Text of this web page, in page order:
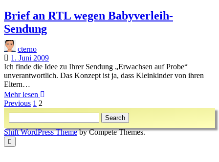
Brief an RTL wegen Babyverleih-
Sendung
cterno
1. Juni 2009
Ich finde die Idee zu Ihrer Sendung „Erwachsen auf Probe“
unverantwortlich. Das Konzept ist ja, dass Kleinkinder von ihren
Eltern…
Mehr lesen Brief
an
RTL
Babyverleih-
Sendung
Beitragsnavigation
Previous 1 2
Sidebar
Shift WordPress Themeby Compete Themes.
Scroll
to